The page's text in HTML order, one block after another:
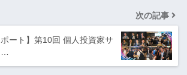
次の記事
ポート】第10回 個人投資家サ